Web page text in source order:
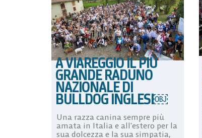
A VIAREGGIO IL PIÙ
GRANDE RADUNO
NAZIONALE DI
BULLDOG INGLESI￼
Una razza canina sempre più
amata in Italia e all’estero per la
sua dolcezza e la sua simpatia,